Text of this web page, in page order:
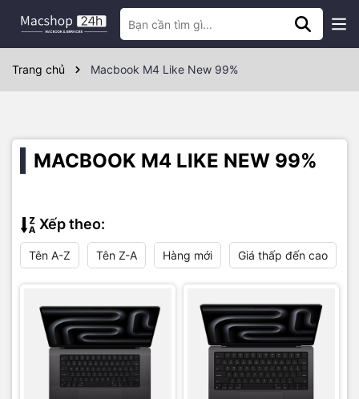
Trang chủ Macbook M4 Like New 99%
MACBOOK M4 LIKE NEW 99%
Xếp theo:
Tên A-Z Tên Z-A Hàng mới Giá thấp đến cao